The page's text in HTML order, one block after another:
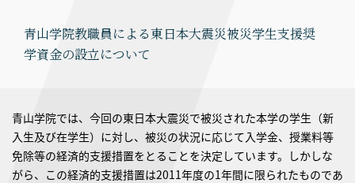
青山学院教職員による東日本大震災被災学生支援奨
学資金の設立について
青山学院では、今回の東日本大震災で被災された本学の学生（新
入生及び在学生）に対し、被災の状況に応じて入学金、授業料等
免除等の経済的支援措置をとることを決定しています。しかしな
がら、この経済的支援措置は2011年度の1年間に限られたものであ